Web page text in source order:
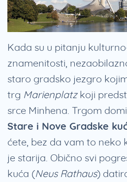
Kada su u pitanju
znamenitosti,
staro gradsko jezgro
trg Marienplatzkoji
srce Minhena. Trgom
Stare i Nove Gradske
ćete, bez da vam to neko
je starija. Obično svi
kuća (Neus Rathaus)